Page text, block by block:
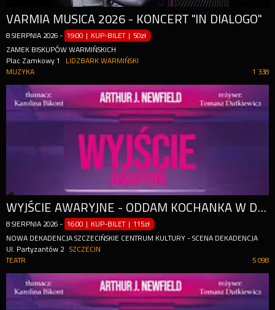
VARMIA MUSICA 2026 - KONCERT "IN DIALOGO"
8 SIERPNIA 2026 - 19:00 | KUP-BILET | 50zł
ZAMEK BISKUPÓW WARMIŃSKICH
Plac Zamkowy 1
LIDZBARK WARMIŃSKI
1 338
MUZYKA
WYJŚCIE AWARYJNE - ODDAM KOCHANKA W DOBRE RĘCE
8 SIERPNIA 2026 - 16:00 | KUP-BILET |115zł
NOWA DEKADENCJA SZCZECIŃSKIE CENTRUM KULTURY - SCENA DEKADENCJA
Ul. Partyzantów 2
SZCZECIN
5 098
TEATR